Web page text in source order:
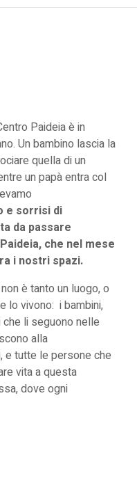
Paideia è in
Un bambino lascia la
quella di un
un papà entra col
e sorrisi di
da passare
che nel mese
i nostri spazi.
è tanto un luogo, o
lo vivono: i bambini,
li seguono nelle
alla
e tutte le persone che
vita a questa
dove ogni